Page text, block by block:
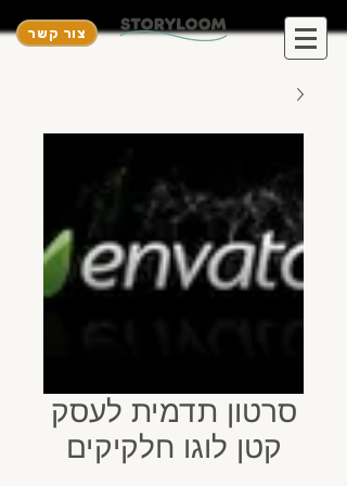
צור קשר
סרטון תדמית לעסק
קטן לוגו חלקיקים